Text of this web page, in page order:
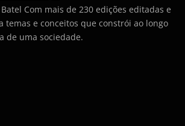
Com mais de 230 edições editadas e
temas e conceitos que constrói ao longo
de uma sociedade.